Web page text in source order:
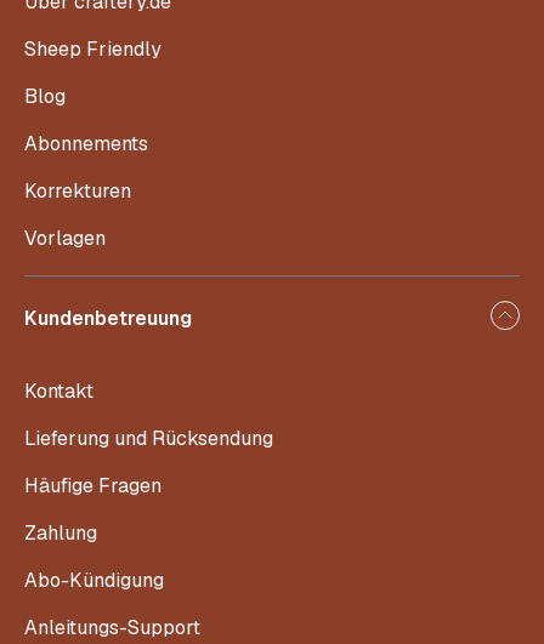
Sheep Friendly
Blog
Abonnements
Korrekturen
Vorlagen
Kundenbetreuung
Kontakt
Lieferung und Rücksendung
Häufige Fragen
Zahlung
Abo-Kündigung
Anleitungs-Support